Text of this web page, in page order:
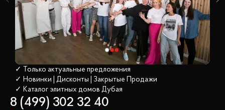
✓ Только актуальные предложения
✓ Новинки | Дисконты | Закрытые Продажи
✓ Каталог элитных домов Дубая
8 (499) 302 32 40